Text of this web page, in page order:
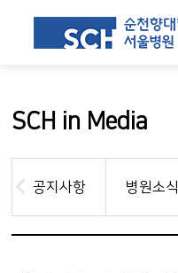
SCH in Media
공지사항 병원소식